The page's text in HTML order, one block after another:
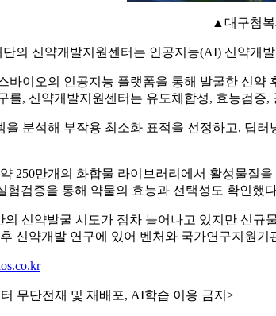
▲대구첨
의 신약개발지원센터는 인공지능(AI) 신약개
바이오의 인공지능 플랫폼을 통해 발굴한 신
를, 신약개발지원센터는 유도체합성, 효능검증
분석해 부작용 최소화 표적을 선정하고, 딥
250만개의 화합물 라이브러리에서 활성물질
험검증을 통해 약물의 효능과 선택성도 확인했
신약발굴 시도가 점차 늘어나고 있지만 신
신약개발 연구에 있어 벤처와 국가연구지원
무단전재 및 재배포, AI학습 이용 금지>